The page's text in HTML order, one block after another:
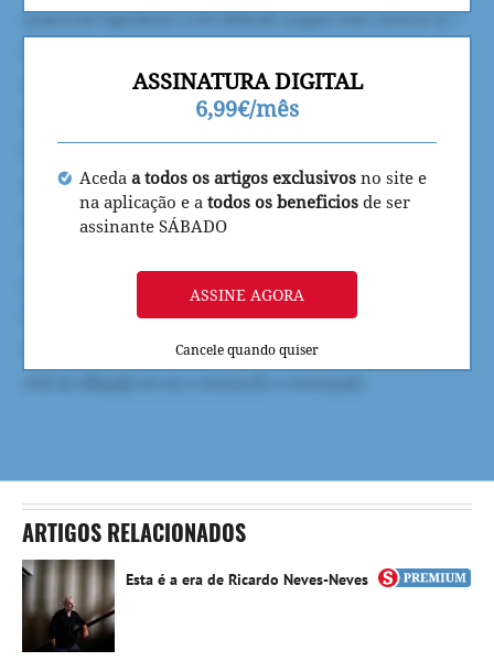
ASSINATURA DIGITAL
6,99€/mês
Aceda a todos os artigos exclusivos no site e
na aplicação e a todos os beneficios de ser
assinante SÁBADO
ASSINE AGORA
Cancele quando quiser
ARTIGOS RELACIONADOS
Esta é a era de Ricardo Neves-Neves